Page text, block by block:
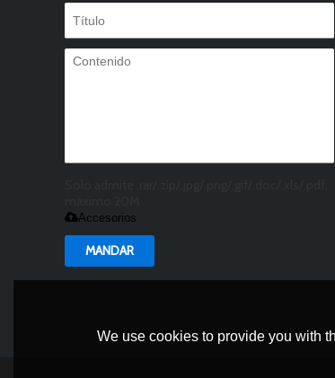
Accesorios
MANDAR
We use cookies to provide you with